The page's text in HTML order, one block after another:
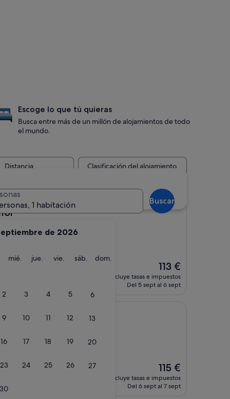
de 2026
martes
mié. miércoles
jue. jueves
vie. viernes
sáb. sábado
dom.
2 3 4 5 6
9 10 11 12 13
16 17 18 19 20
23 24 25 26 27
30
1 habitación
Buscar
Escoge lo que tú quieras
Busca entre más de un millón de alojamientos de todo
el mundo.
Distancia Clasificación del alojamiento
El
precio
actual
113 €
incluye tasas e impuestos
Del 5 sept al 6 sept
& Golf
El
precio
actual
115 €
incluye tasas e impuestos
Del 6 sept al 7 sept